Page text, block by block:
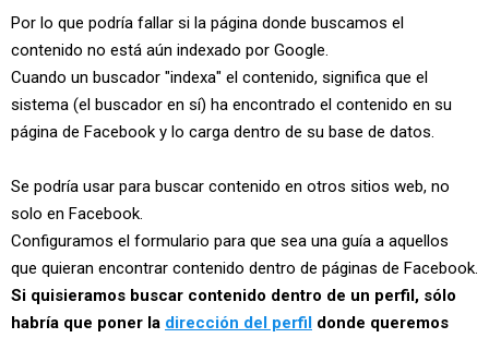
Por lo que podría fallar si la página donde buscamos el
contenido no está aún indexado por Google.
Cuando un buscador "indexa" el contenido, significa que el
sistema (el buscador en sí) ha encontrado el contenido en su
página de Facebook y lo carga dentro de su base de datos.
Se podría usar para buscar contenido en otros sitios web, no
solo en Facebook.
Configuramos el formulario para que sea una guía a aquellos
que quieran encontrar contenido dentro de páginas de Facebook.
Si quisieramos buscar contenido dentro de un perfil, sólo
habría que poner la dirección del perfil donde queremos